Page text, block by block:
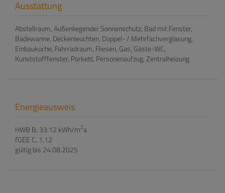
Ausstattung
Abstellraum Außenliegender Sonnenschutz Bad mit Fenster
Badewanne Deckenleuchten Doppel- / Mehrfachverglasung
Einbauküche Fahrradraum Fliesen Gas Gäste-WC
Kunststofffenster Parkett Personenaufzug Zentralheizung
Energieausweis
HWB B, 33.12 kWh/m2a
fGEE C, 1,12
gültig bis 24.08.2025